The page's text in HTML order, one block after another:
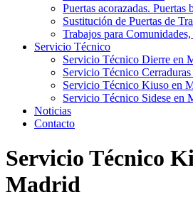
Puertas acorazadas. Puertas
Sustitución de Puertas de
Trabajos para
Servicio Técnico
Servicio Técnico Dierre en
Servicio Técnico
Servicio Técnico Kiuso en
Servicio Técnico Sidese en
Noticias
Contacto
Servicio Técnico
Madrid